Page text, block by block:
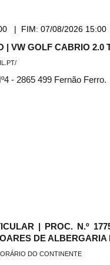
| FIM: 07/08/2026 15:00
| VW GOLF CABRIO 2.0
- 2865 499 Fernão Ferro.
| PROC. N.º
DE ALBERGARIA
DO CONTINENTE